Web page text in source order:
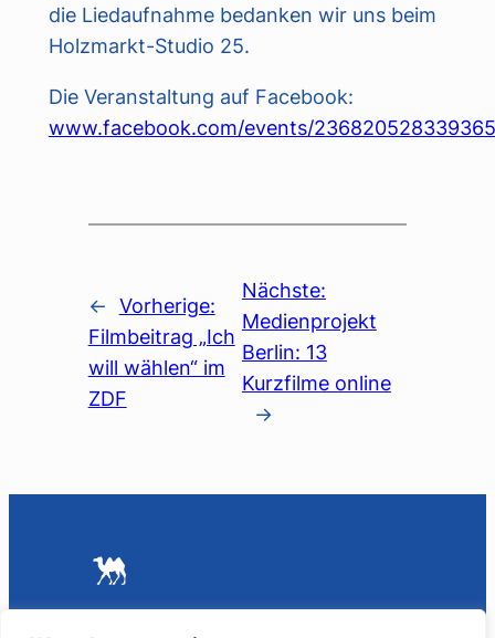
die Liedaufnahme bedanken wir uns beim
Holzmarkt-Studio 25.
Die Veranstaltung auf Facebook:
www.facebook.com/events/
← Vorherige:
Filmbeitrag „Ich
will wählen“ im
ZDF
Nächste:
Medienprojekt
Berlin: 13
Kurzfilme online
→